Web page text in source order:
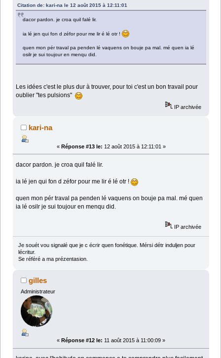
Citation de: kari-na le 12 août 2015 à 12:11:01
dacor pardon. je croa quil falé lir.
ia lé jen qui fon d zéfor pour me lir é lé otr !
quen mon pér traval pa penden lé vaquens on bouje pa mal. mé quen ia lé
osilr je sui toujour en menqu did.
Les idées c'est le plus dur à trouver, pour toi c'est un bon travail pour
oublier "tes pulsions"
IP archivée
kari-na
« Réponse #13 le: 12 août 2015 à 12:11:01 »
dacor pardon. je croa quil falé lir.
ia lé jen qui fon d zéfor pour me lir é lé otr !
quen mon pér traval pa penden lé vaquens on bouje pa mal. mé quen
ia lé osilr je sui toujour en menqu did.
IP archivée
Je souét vou signalé que je c écrir quen fonétique. Mérsi détr induljen pour
lécritur.
Se référé a ma prézentasion.
gilles
Administrateur
« Réponse #12 le: 11 août 2015 à 11:00:09 »